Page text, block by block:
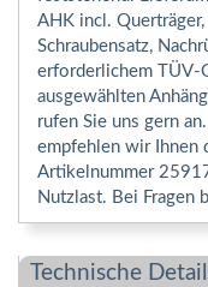
AHK incl.
Schraubensatz,
erforderlichem TÜV-
ausgewählten
rufen Sie uns gern
empfehlen wir Ihnen
Artikelnummer
Nutzlast. Bei Fragen
Technische